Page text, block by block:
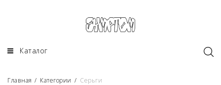
Каталог
Главная / Категории / Серьги